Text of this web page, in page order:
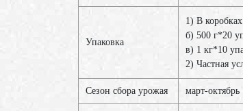
Упаковка
1) В
б) 500 г*20
в) 1 кг*10
2) Частная
Сезон сбора урожая март-октябрь